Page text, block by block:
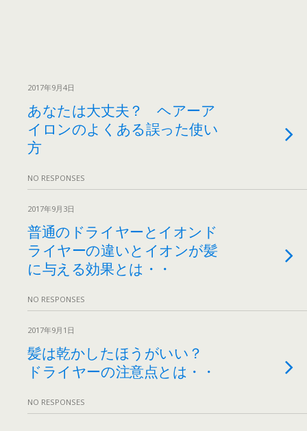
2017年9月4日
あなたは大丈夫？ ヘアーア
イロンのよくある誤った使い
方
NO RESPONSES
2017年9月3日
普通のドライヤーとイオンド
ライヤーの違いとイオンが髪
に与える効果とは・・
NO RESPONSES
2017年9月1日
髪は乾かしたほうがいい？
ドライヤーの注意点とは・・
NO RESPONSES